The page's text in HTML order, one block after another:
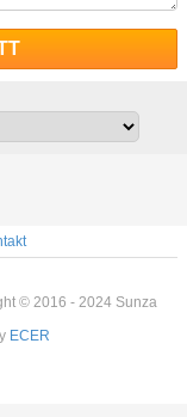
© 2016 - 2024 Sunza
ECER